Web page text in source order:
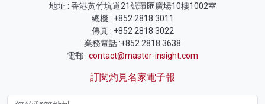
地址 : 香港黃竹坑道21號環匯廣場10樓1002室
總機 : +852 2818 3011
傳真 : +852 2818 3022
業務電話 :+852 2818 3638
電郵 : contact@master-insight.com
訂閱灼見名家電子報